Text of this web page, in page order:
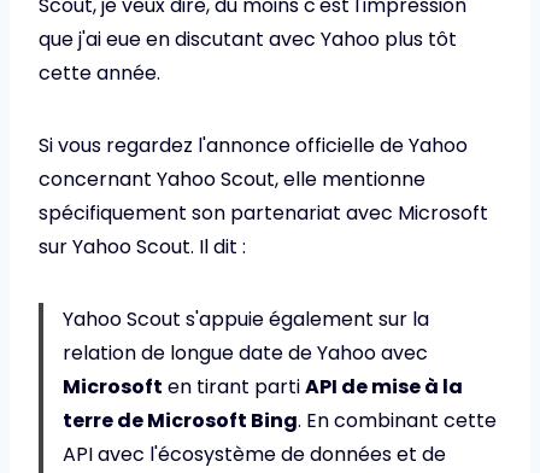
que j'ai eue en discutant avec Yahoo plus tôt
cette année.
Si vous regardez l'annonce officielle de Yahoo
concernant Yahoo Scout, elle mentionne
spécifiquement son partenariat avec Microsoft
sur Yahoo Scout. Il dit :
Yahoo Scout s'appuie également sur la
relation de longue date de Yahoo avec
Microsoft en tirant partiAPI de mise à la
terre de Microsoft Bing. En combinant cette
API avec l'écosystème de données et de